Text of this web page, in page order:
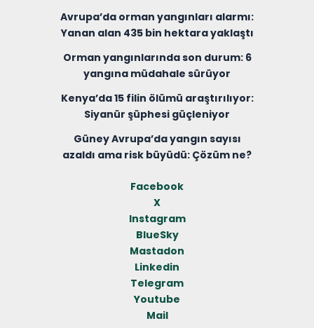
Avrupa’da orman yangınları alarmı:
Yanan alan 435 bin hektara yaklaştı
Orman yangınlarında son durum: 6
yangına müdahale sürüyor
Kenya’da 15 filin ölümü araştırılıyor:
Siyanür şüphesi güçleniyor
Güney Avrupa’da yangın sayısı
azaldı ama risk büyüdü: Çözüm ne?
Facebook
X
Instagram
BlueSky
Mastadon
Linkedin
Telegram
Youtube
Mail